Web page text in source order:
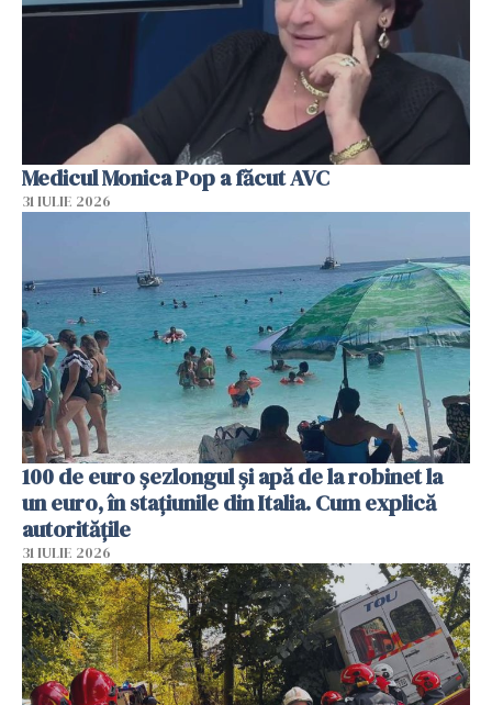
Medicul Monica Pop a făcut AVC
31 IULIE 2026
100 de euro șezlongul și apă de la robinet la
un euro, în stațiunile din Italia. Cum explică
autoritățile
31 IULIE 2026